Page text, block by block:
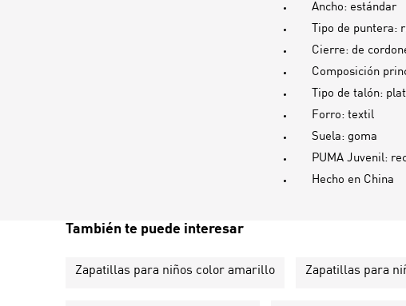
Ancho: estándar
Tipo de puntera:
Cierre: de
Composición
Tipo de talón:
Forro: textil
Suela: goma
PUMA Juvenil:
Hecho en China
También te puede interesar
Zapatillas para niños color amarillo Zapatillas para